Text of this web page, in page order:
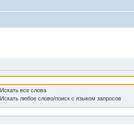
Искать все слова
Искать любое слово/поиск с языком запросов